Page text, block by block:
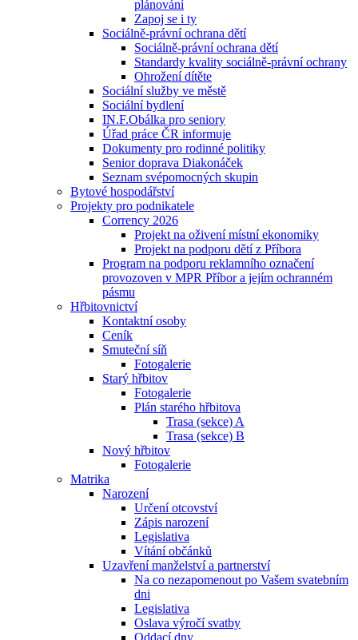
plánování
Zapoj se i ty
Sociálně-právní ochrana dětí
Sociálně-právní ochrana dětí
Standardy kvality sociálně-právní ochrany
Ohrožení dítěte
Sociální služby ve městě
Sociální bydlení
IN.F.Obálka pro seniory
Úřad práce ČR informuje
Dokumenty pro rodinné politiky
Senior doprava Diakonáček
Seznam svépomocných skupin
Bytové hospodářství
Projekty pro podnikatele
Corrency 2026
Projekt na oživení místní ekonomiky
Projekt na podporu dětí z Příbora
Program na podporu reklamního označení
provozoven v MPR Příbor a jejím ochranném
pásmu
Hřbitovnictví
Kontaktní osoby
Ceník
Smuteční síň
Fotogalerie
Starý hřbitov
Fotogalerie
Plán starého hřbitova
Trasa (sekce) A
Trasa (sekce) B
Nový hřbitov
Fotogalerie
Matrika
Narození
Určení otcovství
Zápis narození
Legislativa
Vítání občánků
Uzavření manželství a partnerství
Na co nezapomenout po Vašem svatebním
dni
Legislativa
Oslava výročí svatby
Oddací dny